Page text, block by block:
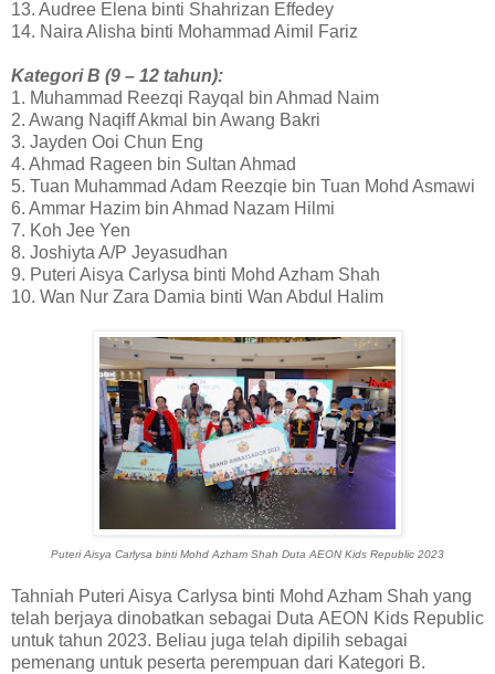
13. Audree Elena binti Shahrizan Effedey
14. Naira Alisha binti Mohammad Aimil Fariz
Kategori B (9 – 12 tahun):
1. Muhammad Reezqi Rayqal bin Ahmad Naim
2. Awang Naqiff Akmal bin Awang Bakri
3. Jayden Ooi Chun Eng
4. Ahmad Rageen bin Sultan Ahmad
5. Tuan Muhammad Adam Reezqie bin Tuan Mohd Asmawi
6. Ammar Hazim bin Ahmad Nazam Hilmi
7. Koh Jee Yen
8. Joshiyta A/P Jeyasudhan
9. Puteri Aisya Carlysa binti Mohd Azham Shah
10. Wan Nur Zara Damia binti Wan Abdul Halim
Puteri Aisya Carlysa binti Mohd Azham Shah Duta AEON Kids Republic 2023
Tahniah Puteri Aisya Carlysa binti Mohd Azham Shah yang
telah berjaya dinobatkan sebagai Duta AEON Kids Republic
untuk tahun 2023. Beliau juga telah dipilih sebagai
pemenang untuk peserta perempuan dari Kategori B.